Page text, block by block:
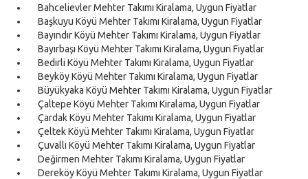
Bahcelievler Mehter Takımı Kiralama, Uygun Fiyatlar
Başkuyu Köyü Mehter Takımı Kiralama, Uygun Fiyatlar
Bayındır Köyü Mehter Takımı Kiralama, Uygun Fiyatlar
Bayırbaşı Köyü Mehter Takımı Kiralama, Uygun Fiyatlar
Bedirli Köyü Mehter Takımı Kiralama, Uygun Fiyatlar
Beyköy Köyü Mehter Takımı Kiralama, Uygun Fiyatlar
Büyükyaka Köyü Mehter Takımı Kiralama, Uygun Fiyatlar
Çaltepe Köyü Mehter Takımı Kiralama, Uygun Fiyatlar
Çardak Köyü Mehter Takımı Kiralama, Uygun Fiyatlar
Çeltek Köyü Mehter Takımı Kiralama, Uygun Fiyatlar
Çuvallı Köyü Mehter Takımı Kiralama, Uygun Fiyatlar
Değirmen Mehter Takımı Kiralama, Uygun Fiyatlar
Dereköy Köyü Mehter Takımı Kiralama, Uygun Fiyatlar